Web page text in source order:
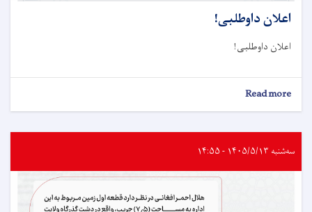
اعلان داوطلبی!
اعلان داوطلبی!
Read more
اعلان
سه‌شنبه ۱۴۰۵/۵/۱۳ - ۱۴:۵۵